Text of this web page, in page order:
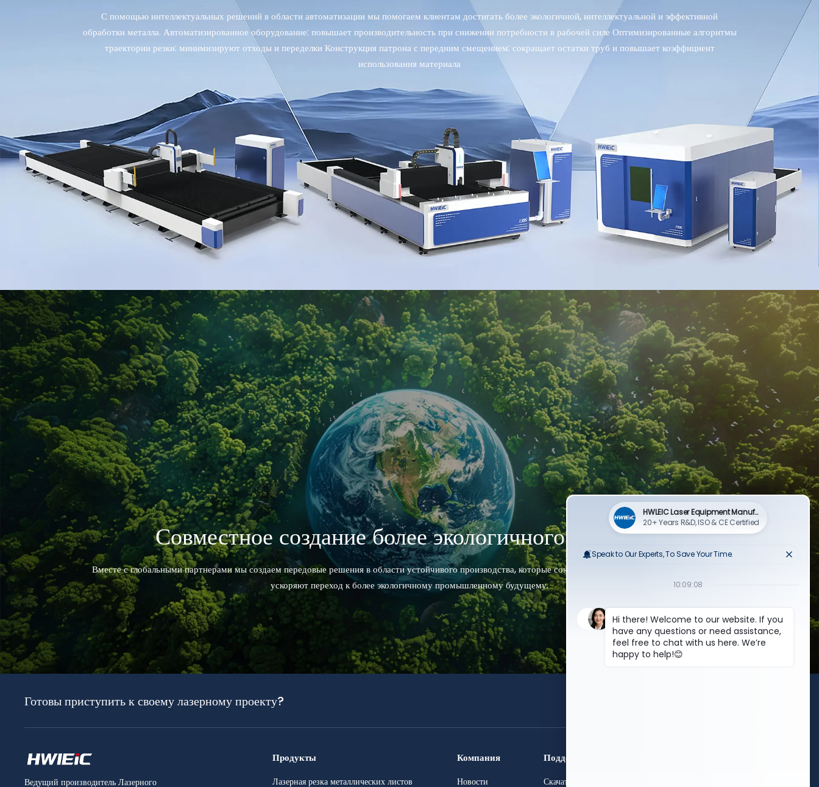
С помощью интеллектуальных решений в области автоматизации мы помогаем клиентам достигать более экологичной, интеллектуальной и эффективной
обработки металла. Автоматизированное оборудование: повышает производительность при снижении потребности в рабочей силе Оптимизированные алгоритмы
траектории резки: минимизируют отходы и переделки Конструкция патрона с передним смещением: сокращает остатки труб и повышает коэффициент
использования материала
Совместное создание более экологичного будущего
Вместе с глобальными партнерами мы создаем передовые решения в области устойчивого производства, которые сокращают выбросы, уменьшают отходы и
ускоряют переход к более экологичному промышленному будущему.
Готовы приступить к своему лазерному проекту?
Ведущий производитель Лазерного
Продукты
Лазерная резка металлических листов
Компания
Новости
Поддержка
Скачать